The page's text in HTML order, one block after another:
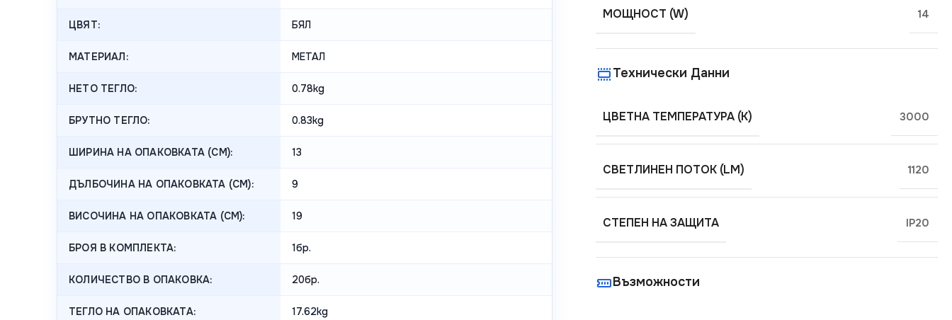
ЦВЯТ: БЯЛ
МАТЕРИАЛ: МЕТАЛ
НЕТО ТЕГЛО: 0.78kg
БРУТНО ТЕГЛО: 0.83kg
ШИРИНА НА ОПАКОВКАТА (CM): 13
ДЪЛБОЧИНА НА ОПАКОВКАТА (CM): 9
ВИСОЧИНА НА ОПАКОВКАТА (СМ): 19
БРОЯ В КОМПЛЕКТА: 1бр.
КОЛИЧЕСТВО В ОПАКОВКА: 20бр.
ТЕГЛО НА ОПАКОВКАТА: 17.62kg
МОЩНОСТ (W) 14
Технически Данни
ЦВЕТНА ТЕМПЕРАТУРА (K) 3000
СВЕТЛИНЕН ПОТОК (LM) 1120
СТЕПЕН НА ЗАЩИТА IP20
Възможности